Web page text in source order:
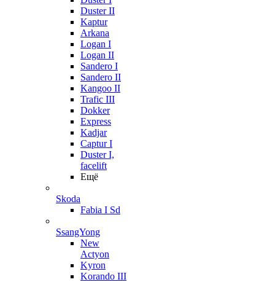
Duster II
Kaptur
Arkana
Logan I
Logan II
Sandero I
Sandero II
Kangoo II
Trafic III
Dokker
Express
Kadjar
Captur I
Duster I,
facelift
Ещё
Skoda
Fabia I Sd
SsangYong
New
Actyon
Kyron
Korando III